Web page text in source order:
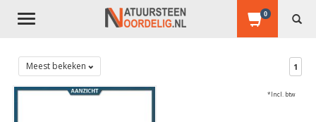
Toggle
0
Meest bekeken 1
*Incl. btw